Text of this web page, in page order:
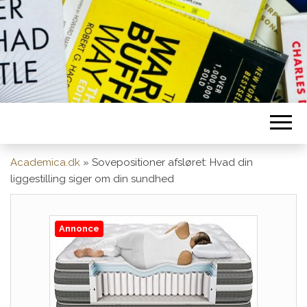
Academica.dk » Sovepositioner afsløret: Hvad din
liggestilling siger om din sundhed
Annonce